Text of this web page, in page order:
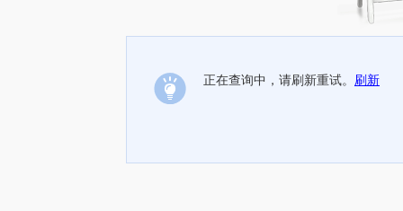
正在查询中，请刷新重试。 刷新